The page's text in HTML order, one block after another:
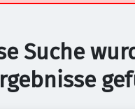
Suche